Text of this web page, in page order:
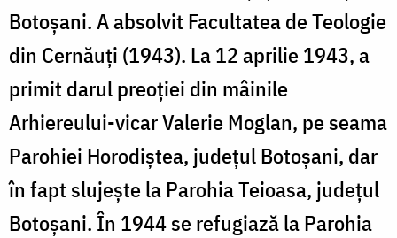
Botoșani. A absolvit Facultatea de Teologie
din Cernăuți (1943). La 12 aprilie 1943, a
primit darul preoției din mâinile
Arhiereului-vicar Valerie Moglan, pe seama
Parohiei Horodiștea, județul Botoșani, dar
în fapt slujește la Parohia Teioasa, județul
Botoșani. În 1944 se refugiază la Parohia